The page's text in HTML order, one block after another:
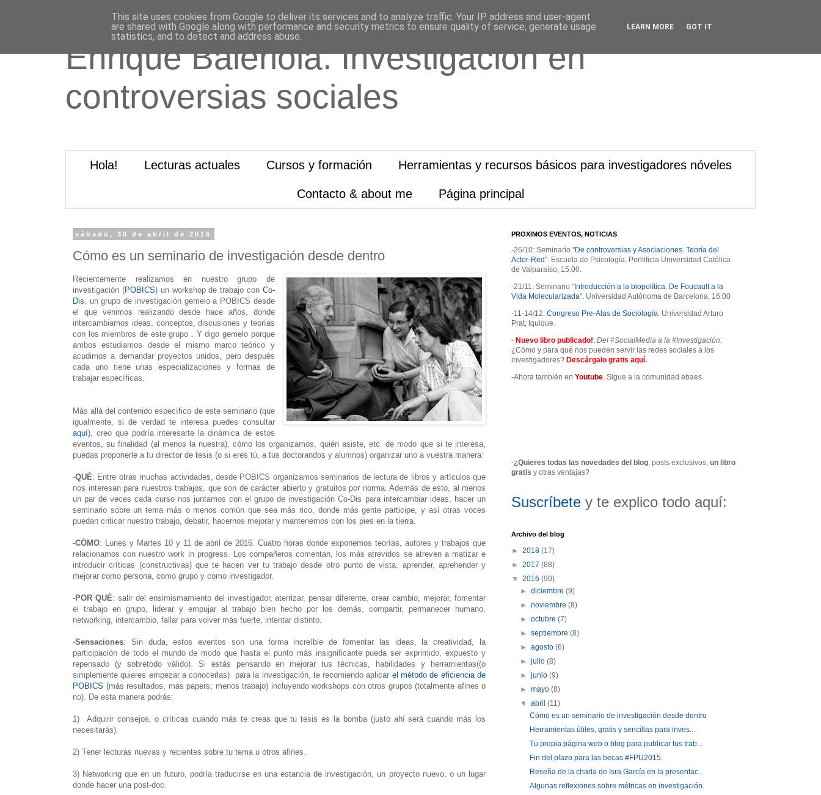
Enrique Baleriola. Investigación en
controversias sociales
Hola! Lecturas actuales Cursos y formación Herramientas y recursos básicos para investigadores nóveles
Contacto & about me Página principal
sábado, 30 de abril de 2016
Cómo es un seminario de investigación desde dentro
Recientemente realizamos en nuestro grupo de
investigación (POBICS) un workshop de trabajo con Co-
Dis , un grupo de investigación gemelo a POBICS desde
el que venimos realizando desde hace años, donde
intercambiamos ideas, conceptos, discusiones y teorías
con los miembros de este grupo
. Y digo gemelo porque
ambos estudiamos desde el mismo marco teórico y
acudimos a demandar proyectos unidos, pero después
cada uno tiene unas especializaciones y formas de
trabajar específicas.
Más allá del contenido específico de este seminario (que
igualmente, si de verdad te interesa puedes consultar
aquí), creo que podría interesarte la dinámica de estos
eventos, su finalidad (al menos la nuestra), cómo los organizamos, quién asiste, etc. de modo que si te interesa,
puedas proponerle a tu director de tesis (o si eres tú, a tus doctorandos y alumnos) organizar uno a vuestra manera:
-QUÉ: Entre otras muchas actividades, desde POBICS organizamos seminarios de lectura de libros y artículos que
nos interesan para nuestros trabajos, que son de carácter abierto y gratuitos por norma. Además de esto, al menos
un par de veces cada curso nos juntamos con el grupo de investigación Co-Dis para intercambiar ideas, hacer un
seminario sobre un tema más o menos común que sea más rico, donde más gente participe, y así otras voces
puedan criticar nuestro trabajo, debatir, hacernos mejorar y mantenernos con los pies en la tierra.
-CÓMO: Lunes y Martes 10 y 11 de abril de 2016. Cuatro horas donde exponemos teorías, autores y trabajos que
relacionamos con nuestro work in progress. Los compañeros comentan, los más atrevidos se atreven a matizar e
introducir críticas (constructivas) que te hacen ver tu trabajo desde otro punto de vista, aprender, aprehender y
mejorar como persona, como grupo y como investigador.
-POR QUÉ: salir del ensimismamiento del investigador, aterrizar, pensar diferente, crear cambio, mejorar, fomentar
el trabajo en grupo, liderar y empujar al trabajo bien hecho por los demás, compartir, permanecer humano,
networking, intercambio, fallar para volver más fuerte, intentar distinto.
-Sensaciones: Sin duda, estos eventos son una forma increíble de fomentar las ideas, la creatividad, la
participación de todo el mundo de modo que hasta el punto más insignificante pueda ser exprimido, expuesto y
repensado (y sobretodo válido). Si estás pensando en mejorar tus técnicas, habilidades y herramientas((o
simplemente quieres empezar a conocerlas) para la investigación, te recomiendo aplicar el método de eficiencia de
POBICS (más resultados, más papers; menos trabajo) incluyendo workshops con otros grupos (totalmente afines o
no). De esta manera podrás:
1) Adquirir consejos, o críticas cuando más te creas que tu tesis es la bomba (justo ahí será cuando más los
necesitarás).
2) Tener lecturas nuevas y recientes sobre tu tema u otros afines.
3) Networking que en un futuro, podría traducirse en una estancia de investigación, un proyecto nuevo, o un lugar
donde hacer una post-doc.
PROXIMOS EVENTOS, NOTICIAS
-26/10: Seminario "De controversias y Asociaciones. Teoría del
Actor-Red". Escuela de Psicología, Pontificia Universidad Católica
de Valparaíso, 15.00.
-21/11: Seminario " Introducción a la biopolítica. De Foucault a la
Vida Molecularizada". Universidad Autónoma de Barcelona, 16.00
-11-14/12: Congreso Pre-Alas de Sociología. Universidad Arturo
Prat, Iquique.
- Nuevo libro publicado!: Del #SocialMedia a la #Investigación:
¿Cómo y para qué nos pueden servir las redes sociales a los
investigadores? Descárgalo gratis aquí.
-Ahora también en Youtube. Sigue a la comunidad ebaes
-¿Quieres todas las novedades del blog, posts exclusivos, un libro
gratis y otras ventajas?
Suscríbete y te explico todo aquí:
Archivo del blog
► 2018 (17)
► 2017 (88)
▼ 2016 (90)
►diciembre(9)
►noviembre(8)
►octubre(7)
►septiembre(8)
►agosto(6)
►julio(8)
►junio(9)
►mayo(8)
▼abril(11)
Cómo es un seminario de investigación desde dentro
Herramientas útiles, gratis y sencillas para inves...
Tu propia página web o blog para publicar tus trab...
Fin del plazo para las becas #FPU2015.
Reseña de la charla de Isra García en la presentac...
Algunas reflexiones sobre métricas en investigación.
This site uses cookies from Google to deliver its services and to analyze traffic. Your IP address and user-agent
are shared with Google along with performance and security metrics to ensure quality of service, generate usage
statistics, and to detect and address abuse.
LEARN MORE GOT IT